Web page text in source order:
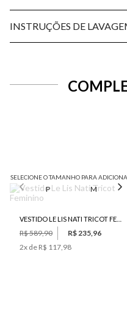
INSTRUÇÕES DE
SELECIONE O TAMANHO PARA
P M
R$ 589,90
R$ 235,96
2x de R$ 117,98